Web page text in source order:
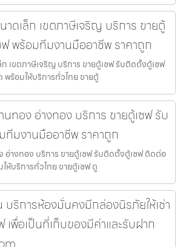
าดเล็ก เขตภาษีเจริญ บริการ ขายตู้
พร้อมทีมงานมืออาชีพ ราคาถูก
เขตภาษีเจริญ บริการ ขายตู้เซฟ รับติดตั้งตู้เซฟ
ร้อมให้บริการทั่วไทย ขายตู้
นทอง อ่างทอง บริการ ขายตู้เซฟ รับ
มงานมืออาชีพ ราคาถูก
อ่างทอง บริการ ขายตู้เซฟ รับติดตั้งตู้เซฟ ติดต่อ
ห้บริการทั่วไทย ขายตู้เซฟ ตู
บริการห้องมั่นคงมีกล่องนิรภัยให้เช่า
เพื่อเป็นที่เก็บของมีค่าและรับฝาก